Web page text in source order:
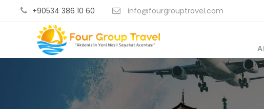
+90534 386 10 60 info@fourgrouptravel.com